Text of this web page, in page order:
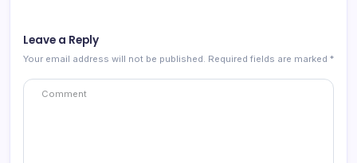
Leave a Reply
Your email address will not be published. Required fields are marked *